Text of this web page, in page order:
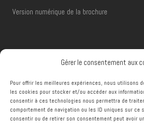
Gérer le consentement aux
Pour offrir les meilleures expériences, nous utilisons
les cookies pour stocker et/ou accéder aux
consentir à ces technologies nous permettra de
comportement de navigation ou les ID uniques sur ce
consentir ou de retirer son consentement peut avoir
Version numérique de la brochure
Téléphone :+32 (0)65 66 48 00
Email :reservations@ccframeries.be